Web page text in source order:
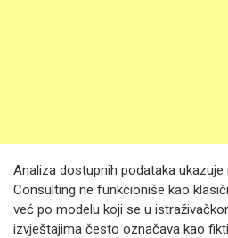
Analiza dostupnih podataka
Consulting ne funkcioniše kao
već po modelu koji se u
izvještajima često označava kao